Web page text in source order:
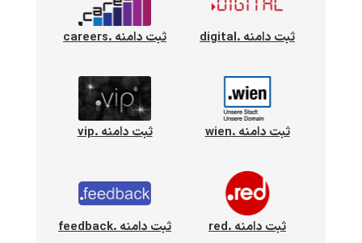
ثبت دامنه .digital ثبت دامنه .careers
ثبت دامنه .wien ثبت دامنه .vip
ثبت دامنه .red ثبت دامنه .feedback